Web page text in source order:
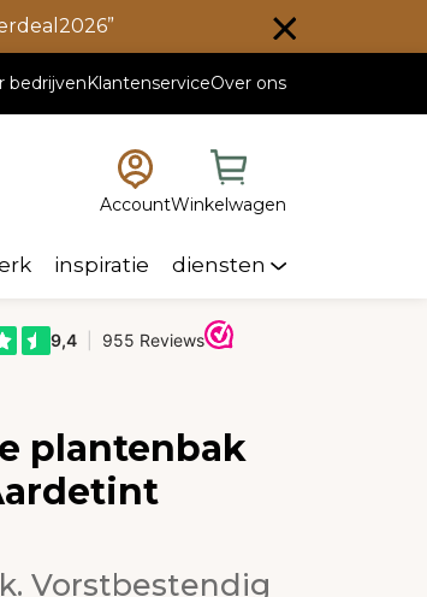
bedrijvenKlantenserviceOver ons
AccountWinkelwagen
inspiratie diensten
plantenbak
Vorstbestendig